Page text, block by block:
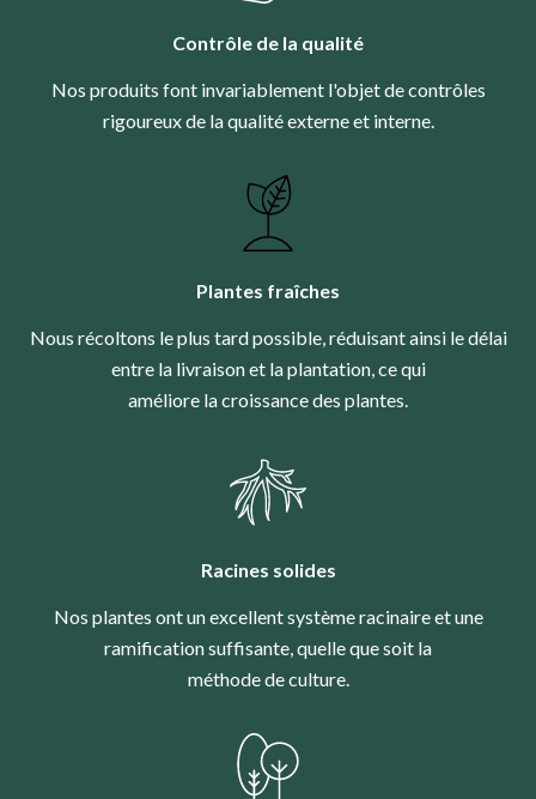
Contrôle de la qualité
Nos produits font invariablement l'objet de contrôles
rigoureux de la qualité externe et interne.
Plantes fraîches
Nous récoltons le plus tard possible, réduisant ainsi le délai
entre la livraison et la plantation, ce qui
améliore la croissance des plantes.
Racines solides
Nos plantes ont un excellent système racinaire et une
ramification suffisante, quelle que soit la
méthode de culture.